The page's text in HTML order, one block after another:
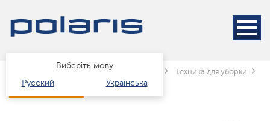
Виберіть мову
Русский
Українська
Каталог Техніка для дому Техника для уборки
3 РОКИ ГАРАНТІЇ